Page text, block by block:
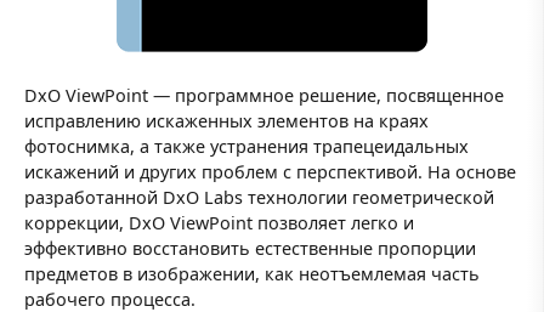
DxO ViewPoint — программное решение, посвященное
исправлению искаженных элементов на краях
фотоснимка, а также устранения трапецеидальных
искажений и других проблем с перспективой. На основе
разработанной DxO Labs технологии геометрической
коррекции, DxO ViewPoint позволяет легко и
эффективно восстановить естественные пропорции
предметов в изображении, как неотъемлемая часть
рабочего процесса.